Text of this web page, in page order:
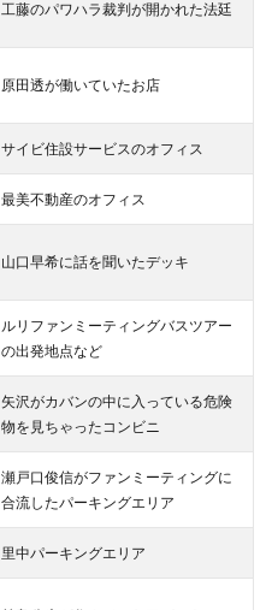
工藤のパワハラ裁判が開かれた法廷
原田透が働いていたお店
サイビ住設サービスのオフィス
最美不動産のオフィス
山口早希に話を聞いたデッキ
ルリファンミーティングバスツアー
の出発地点など
矢沢がカバンの中に入っている危険
物を見ちゃったコンビニ
瀬戸口俊信がファンミーティングに
合流したパーキングエリア
里中パーキングエリア